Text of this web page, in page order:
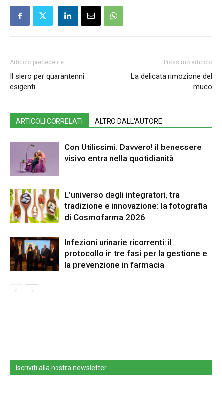
Articolo precedente
Il siero per quarantenni
esigenti
Prossimo articolo
La delicata rimozione del
muco
ARTICOLI CORRELATI ALTRO DALL'AUTORE
Con Utilissimi. Davvero! il benessere
visivo entra nella quotidianità
L’universo degli integratori, tra
tradizione e innovazione: la fotografia
di Cosmofarma 2026
Infezioni urinarie ricorrenti: il
protocollo in tre fasi per la gestione e
la prevenzione in farmacia
Iscriviti alla nostra newsletter